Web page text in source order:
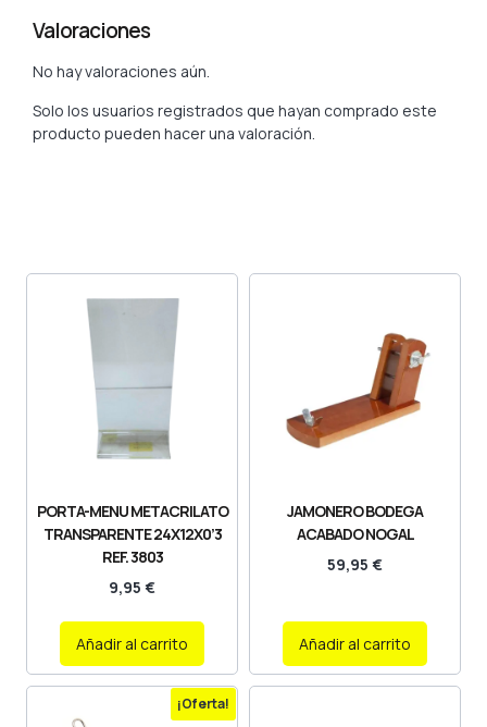
Valoraciones
No hay valoraciones aún.
Solo los usuarios registrados que hayan comprado este
producto pueden hacer una valoración.
PORTA-MENU METACRILATO
TRANSPARENTE 24X12X0’3
REF. 3803
9,95 €
Añadir al carrito
JAMONERO BODEGA
ACABADO NOGAL
59,95 €
Añadir al carrito
¡Oferta!